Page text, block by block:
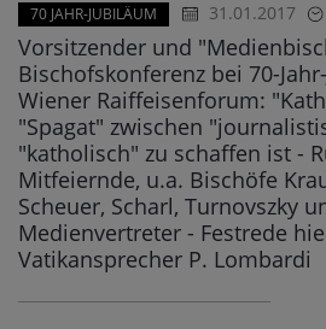
70 JAHR-JUBILÄUM 31.01.2017
Vorsitzender und
Bischofskonferenz bei 70-
Wiener Raiffeisenforum:
"Spagat" zwischen
"katholisch" zu schaffen ist -
Mitfeiernde, u.a. Bischöfe
Scheuer, Scharl, Turnovszky
Medienvertreter - Festrede
Vatikansprecher P. Lombardi